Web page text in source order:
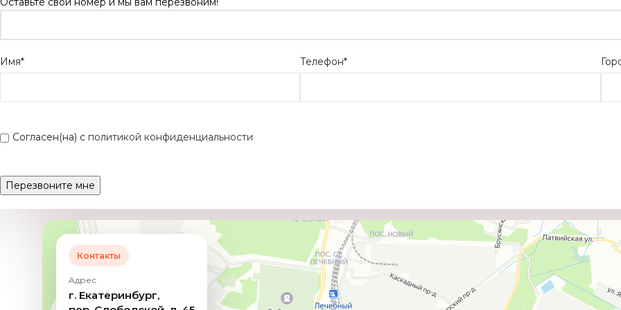
Имя* Телефон*
Согласен(на) с политикой конфиденциальности
Контакты
Адрес
г. Екатеринбург,